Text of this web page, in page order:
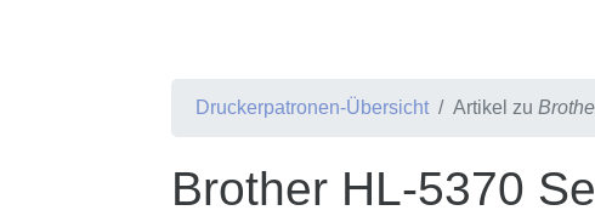
Druckerpatronen-Übersicht Artikel zu
Brother HL-5370